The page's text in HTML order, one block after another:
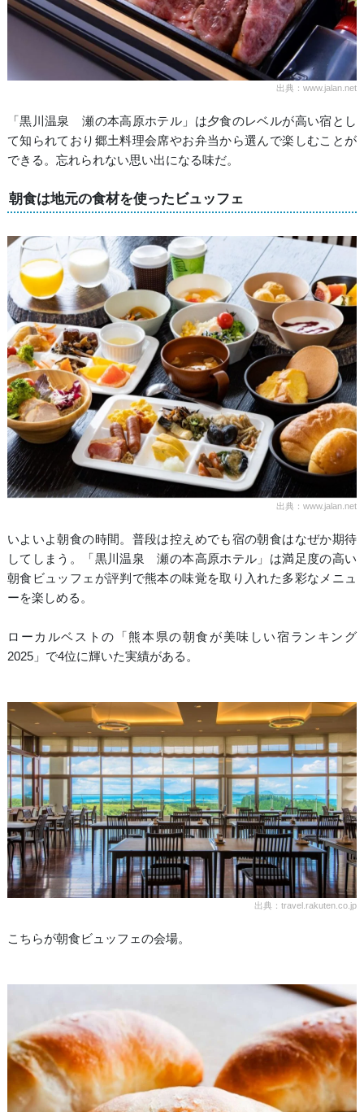
出典：www.jalan.net
「黒川温泉 瀬の本高原ホテル」は夕食のレベルが高い宿とし
て知られており郷土料理会席やお弁当から選んで楽しむことが
できる。忘れられない思い出になる味だ。
朝食は地元の食材を使ったビュッフェ
出典：www.jalan.net
いよいよ朝食の時間。普段は控えめでも宿の朝食はなぜか期待
してしまう。「黒川温泉 瀬の本高原ホテル」は満足度の高い
朝食ビュッフェが評判で熊本の味覚を取り入れた多彩なメニュ
ーを楽しめる。
ローカルベストの「熊本県の朝食が美味しい宿ランキング
2025」で4位に輝いた実績がある。
出典：travel.rakuten.co.jp
こちらが朝食ビュッフェの会場。